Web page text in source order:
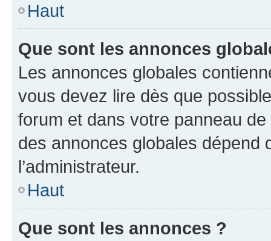
Haut
Que sont les annonces
Les annonces globales
vous devez lire dès que
forum et dans votre panneau
des annonces globales dépend
l’administrateur.
Haut
Que sont les annonces ?